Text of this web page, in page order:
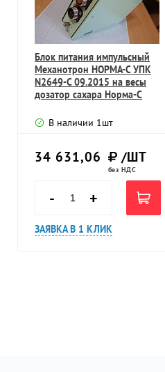
Блок питания импульсный
Механотрон НОРМА-С УПК
N2649-С 09.2015 на весы
дозатор сахара Норма-С
В наличии 1шт
34 631,06 /ШТ
без НДС
- +
ЗАЯВКА В 1 КЛИК